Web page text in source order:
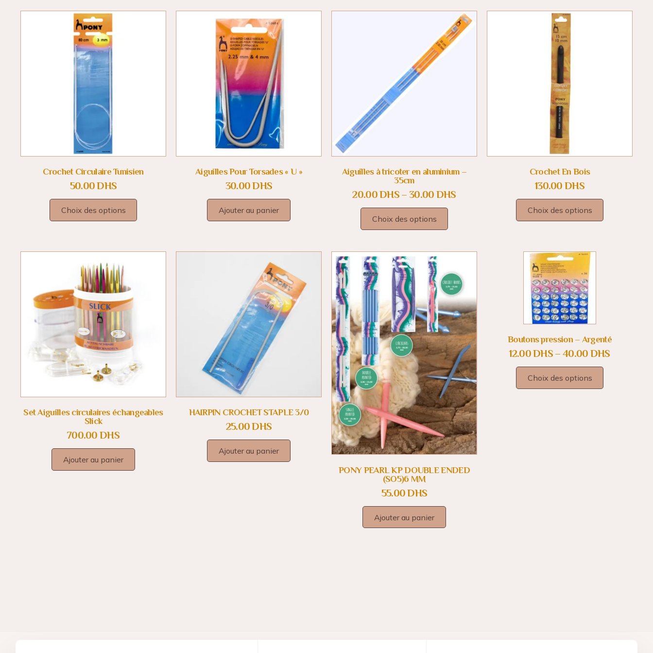
Crochet Circulaire Tunisien
50.00DHS
Choix des options
Aiguilles Pour Torsades « U »
30.00DHS
Ajouter au panier
Aiguilles à tricoter en aluminium –
35cm
20.00DHS – 30.00 DHS
Choix des options
Crochet En Bois
130.00DHS
Choix des options
Set Aiguilles circulaires échangeables
Slick
700.00DHS
Ajouter au panier
HAIRPIN CROCHET STAPLE 3/0
25.00DHS
Ajouter au panier
PONY PEARL KP DOUBLE ENDED
(SO5)6 MM
55.00DHS
Ajouter au panier
Boutons pression – Argenté
12.00DHS – 40.00 DHS
Choix des options